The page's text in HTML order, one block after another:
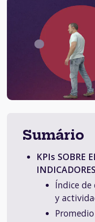
Sumário
KPIs SOBRE
Índice
y